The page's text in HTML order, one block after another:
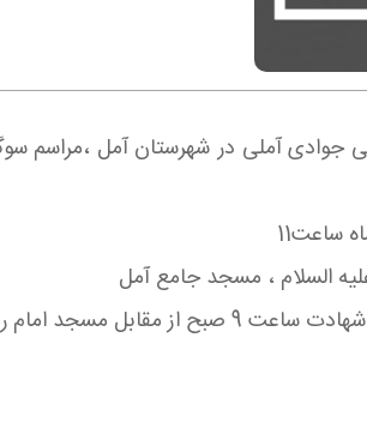
السلام ، مسجد جامع آمل
به سمت حوزه علمیه برگزار می گردد.